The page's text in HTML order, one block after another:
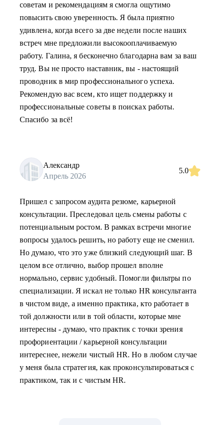
советам и рекомендациям я смогла ощутимо
повысить свою уверенность. Я была приятно
удивлена, когда всего за две недели после наших
встреч мне предложили высокооплачиваемую
работу. Галина, я бесконечно благодарна вам за ваш
труд. Вы не просто наставник, вы - настоящий
проводник в мир профессионального успеха.
Рекомендую вас всем, кто ищет поддержку и
профессиональные советы в поисках работы.
Спасибо за всё!
Александр
Апрель 2026
5.0
Пришел с запросом аудита резюме, карьерной
консультации. Преследовал цель смены работы с
потенциальным ростом. В рамках встречи многие
вопросы удалось решить, но работу еще не сменил.
Но думаю, что это уже близкий следующий шаг. В
целом все отлично, выбор прошел вполне
нормально, сервис удобный. Помогли фильтры по
специализации. Я искал не только HR консультанта
в чистом виде, а именно практика, кто работает в
той должности или в той области, которые мне
интересны - думаю, что практик с точки зрения
профориентации / карьерной консультации
интереснее, нежели чистый HR. Но в любом случае
у меня была стратегия, как проконсультироваться с
практиком, так и с чистым HR.